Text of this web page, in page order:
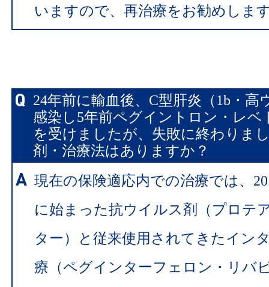
いますので、再治療をお勧めしま
24年前に輸血後、C型肝炎（1b・高
感染し5年前ペグイントロン・レベ
を受けましたが、失敗に終わりま
剤・治療法はありますか？
現在の保険適応内での治療では、
に始まった抗ウイルス剤（プロテ
ター）と従来使用されてきたイン
療（ペグインターフェロン・リバ